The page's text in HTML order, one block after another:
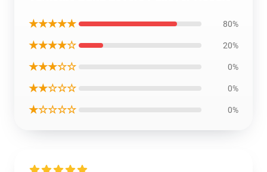
★★★★★ 80%
★★★★☆ 20%
★★★☆☆ 0%
★★☆☆☆ 0%
★☆☆☆☆ 0%